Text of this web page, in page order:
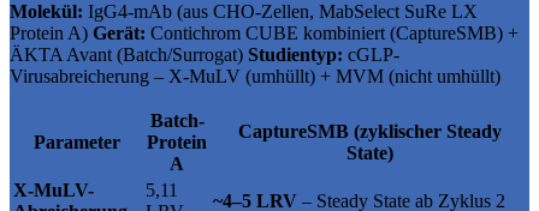
Molekül: IgG4-mAb (aus CHO-Zellen, MabSelect SuRe LX
Protein A) Gerät: Contichrom CUBE kombiniert (CaptureSMB) +
ÄKTA Avant (Batch/Surrogat) Studientyp: cGLP-
Virusabreicherung – X-MuLV (umhüllt) + MVM (nicht umhüllt)
Parameter
Batch-
Protein
A
CaptureSMB (zyklischer Steady
State)
X-MuLV-
5,11
~4–5 LRV – Steady State ab Zyklus 2